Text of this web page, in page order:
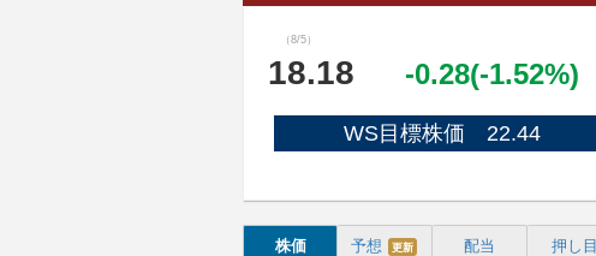
（8/5）
18.18 -0.28(-1.52%)
WS目標株価 22.44
株価 予想 更新 配当 押し目